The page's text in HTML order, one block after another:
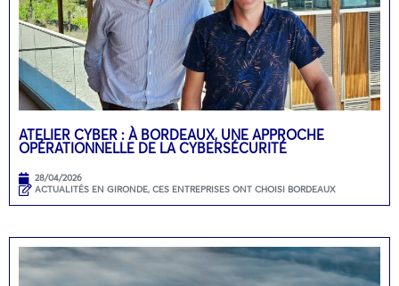
ATELIER CYBER : À BORDEAUX, UNE APPROCHE
OPÉRATIONNELLE DE LA CYBERSÉCURITÉ
28/04/2026
ACTUALITÉS EN GIRONDE, CES ENTREPRISES ONT CHOISI BORDEAUX